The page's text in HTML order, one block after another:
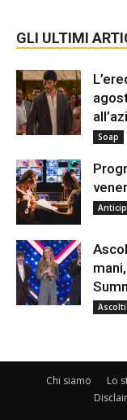
GLI ULTIMI
Soap
Ascolti
Chi siamo Lo